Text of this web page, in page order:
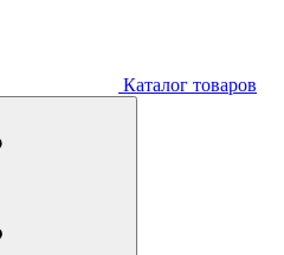
Каталог товаров